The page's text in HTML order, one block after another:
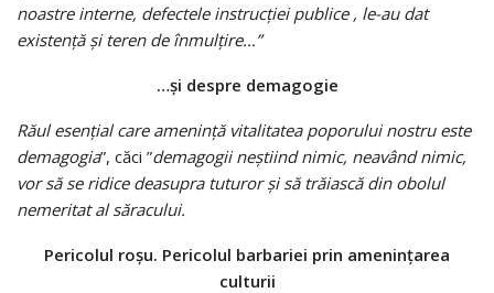
noastre interne, defectele instrucţiei publice , le-au dat
existenţă şi teren de înmulţire…”
…şi despre demagogie
Răul esenţial care ameninţă vitalitatea poporului nostru este
demagogia”, căci ”demagogii neştiind nimic, neavând nimic,
vor să se ridice deasupra tuturor şi să trăiască din obolul
nemeritat al săracului.
Pericolul roşu. Pericolul barbariei prin ameninţarea
culturii